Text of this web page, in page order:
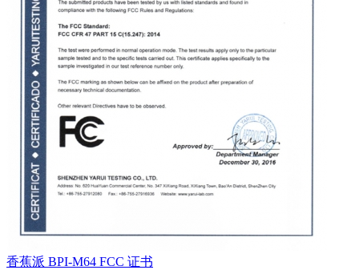
香蕉派 BPI-M64 FCC 证书